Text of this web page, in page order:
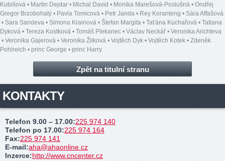
Kubišová • Martin Dejdar • Michal David • Monika Marešová-Poslušná • Ondřej
Gregor Brzobohatý • Pavla Tomicová • Petr Janda • Rey Koranteng • Sára Affašová
• Sara Sandeva • Simona Krainová • Štefan Margita • Taťána Kuchařová • Tatiana
Dyková • Tereza Kostková • Tomáš Plekanec • Václav Neckář • Veronika Arichteva
• Veronika Gajerová • Veronika Žilková • Vojtěch Dyk • Vojtěch Kotek • Zdeněk
Pohlreich • princ George • princ Harry
Zpět na titulní stranu
KONTAKTY
Telefon 9.00 – 17.00:225 974 140
Telefon po 17.00:225 974 164
Fax:225 974 141
E-mail:aha@ahaonline.cz
Inzerce:http://www.cncenter.cz